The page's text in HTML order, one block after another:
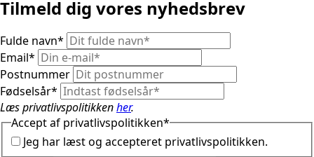
Tilmeld dig vores nyhedsbrev
Fulde navn*
Email*
Postnummer
Fødselsår*
Læs privatlivspolitikkenher.
Accept af privatlivspolitikken*
Jeg har læst og accepteret privatlivspolitikken.